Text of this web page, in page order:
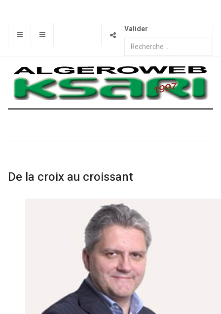
Valider
De la croix au croissant